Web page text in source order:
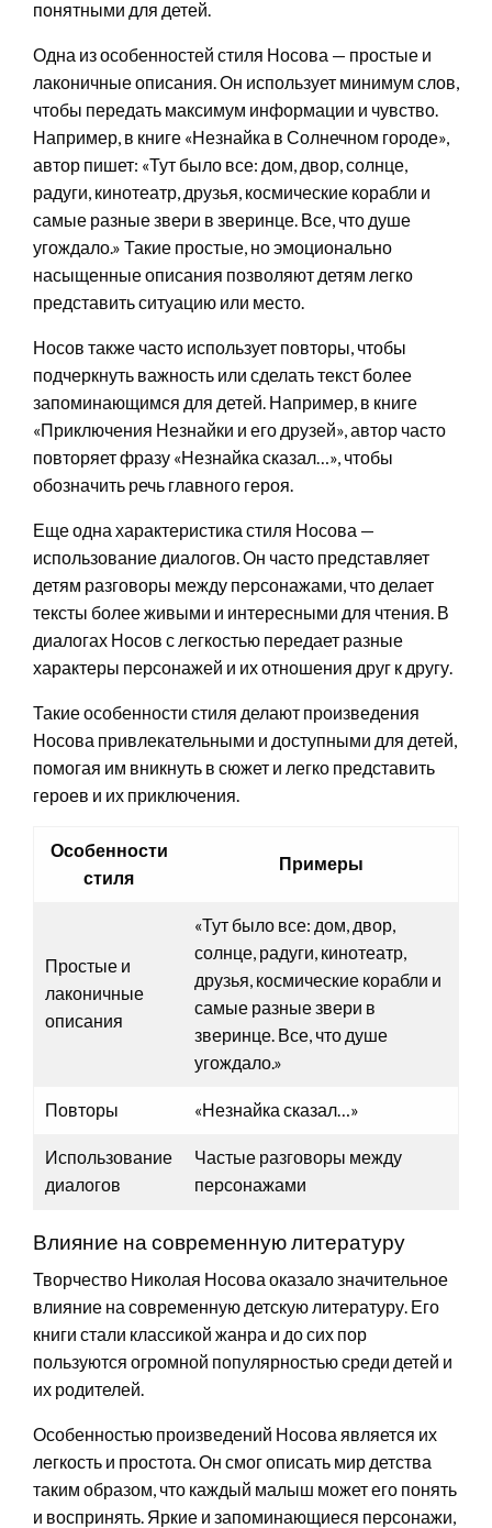
понятными для детей.
Одна из особенностей стиля Носова — простые и
лаконичные описания. Он использует минимум слов,
чтобы передать максимум информации и чувство.
Например, в книге «Незнайка в Солнечном городе»,
автор пишет: «Тут было все: дом, двор, солнце,
радуги, кинотеатр, друзья, космические корабли и
самые разные звери в зверинце. Все, что душе
угождало.» Такие простые, но эмоционально
насыщенные описания позволяют детям легко
представить ситуацию или место.
Носов также часто использует повторы, чтобы
подчеркнуть важность или сделать текст более
запоминающимся для детей. Например, в книге
«Приключения Незнайки и его друзей», автор часто
повторяет фразу «Незнайка сказал…», чтобы
обозначить речь главного героя.
Еще одна характеристика стиля Носова —
использование диалогов. Он часто представляет
детям разговоры между персонажами, что делает
тексты более живыми и интересными для чтения. В
диалогах Носов с легкостью передает разные
характеры персонажей и их отношения друг к другу.
Такие особенности стиля делают произведения
Носова привлекательными и доступными для детей,
помогая им вникнуть в сюжет и легко представить
героев и их приключения.
Особенности
стиля
Примеры
Простые и
лаконичные
описания
«Тут было все: дом, двор,
солнце, радуги, кинотеатр,
друзья, космические корабли и
самые разные звери в
зверинце. Все, что душе
угождало.»
Повторы «Незнайка сказал…»
Использование
диалогов
Частые разговоры между
персонажами
Влияние на современную литературу
Творчество Николая Носова оказало значительное
влияние на современную детскую литературу. Его
книги стали классикой жанра и до сих пор
пользуются огромной популярностью среди детей и
их родителей.
Особенностью произведений Носова является их
легкость и простота. Он смог описать мир детства
таким образом, что каждый малыш может его понять
и воспринять. Яркие и запоминающиеся персонажи,